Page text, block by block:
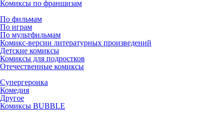
Комиксы по франшизам
По фильмам
По играм
По мультфильмам
Комикс-версии литературных произведений
Детские комиксы
Комиксы для подростков
Отечественные комиксы
Супергероика
Комедия
Другое
Комиксы BUBBLE